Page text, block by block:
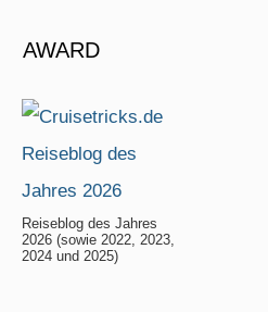
AWARD
Reiseblog des Jahres
2026 (sowie 2022, 2023,
2024 und 2025)